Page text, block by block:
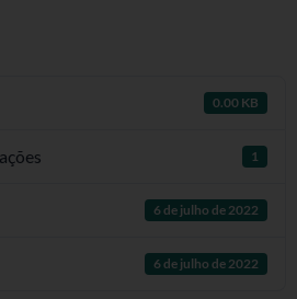
0.00 KB
1
6 de julho de 2022
6 de julho de 2022